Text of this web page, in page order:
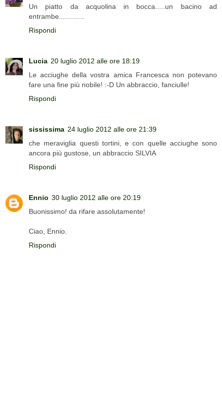
Un piatto da acquolina in bocca.....un bacino ad
entrambe.............
Rispondi
Lucia 20 luglio 2012 alle ore 18:19
Le acciughe della vostra amica Francesca non potevano
fare una fine più nobile! :-D Un abbraccio, fanciulle!
Rispondi
sississima 24 luglio 2012 alle ore 21:39
che meraviglia questi tortini, e con quelle acciughe sono
ancora più gustose, un abbraccio SILVIA
Rispondi
Ennio 30 luglio 2012 alle ore 20:19
Buonissimo! da rifare assolutamente!
Ciao, Ennio.
Rispondi